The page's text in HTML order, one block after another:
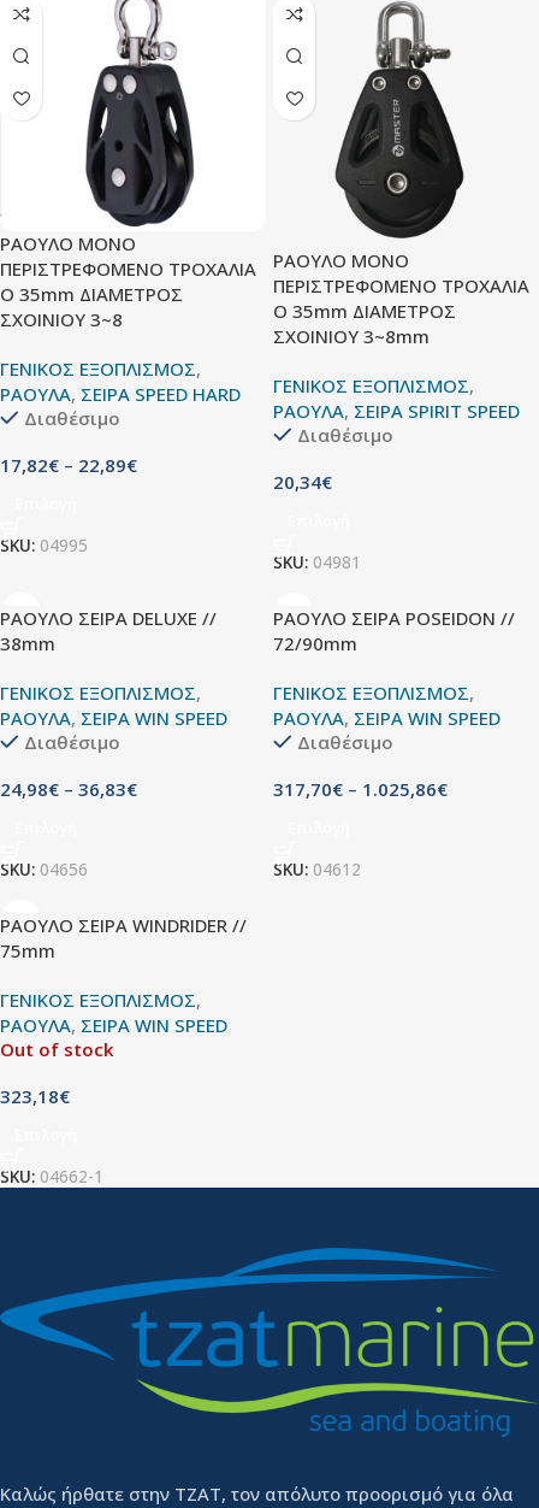
ΡΑΟΥΛΟ ΜΟΝΟ
ΠΕΡΙΣΤΡΕΦΟΜΕΝΟ ΤΡΟΧΑΛΙΑ
O 35mm ΔΙΑΜΕΤΡΟΣ
ΣΧΟΙΝΙΟΥ 3~8
ΓΕΝΙΚΟΣ ΕΞΟΠΛΙΣΜΟΣ,
ΡΑΟΥΛΑ, ΣΕΙΡΑ SPEED HARD
Διαθέσιμο
17,82€ – 22,89€
SKU: 04995
ΡΑΟΥΛΟ ΜΟΝΟ
ΠΕΡΙΣΤΡΕΦΟΜΕΝΟ ΤΡΟΧΑΛΙΑ
O 35mm ΔΙΑΜΕΤΡΟΣ
ΣΧΟΙΝΙΟΥ 3~8mm
ΓΕΝΙΚΟΣ ΕΞΟΠΛΙΣΜΟΣ,
ΡΑΟΥΛΑ, ΣΕΙΡΑ SPIRIT SPEED
Διαθέσιμο
20,34€
SKU: 04981
ΡΑΟΥΛΟ ΣΕΙΡΑ DELUXE //
38mm
ΓΕΝΙΚΟΣ ΕΞΟΠΛΙΣΜΟΣ,
ΡΑΟΥΛΑ, ΣΕΙΡΑ WIN SPEED
Διαθέσιμο
24,98€ – 36,83€
SKU: 04656
ΡΑΟΥΛΟ ΣΕΙΡΑ POSEIDON //
72/90mm
ΓΕΝΙΚΟΣ ΕΞΟΠΛΙΣΜΟΣ,
ΡΑΟΥΛΑ, ΣΕΙΡΑ WIN SPEED
Διαθέσιμο
317,70€ – 1.025,86€
SKU: 04612
ΡΑΟΥΛΟ ΣΕΙΡΑ WINDRIDER //
75mm
ΓΕΝΙΚΟΣ ΕΞΟΠΛΙΣΜΟΣ,
ΡΑΟΥΛΑ, ΣΕΙΡΑ WIN SPEED
Out of stock
323,18€
SKU: 04662-1
Καλώς ήρθατε στην ΤΖΑΤ, τον απόλυτο προορισμό για όλα